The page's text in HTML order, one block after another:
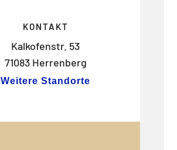
KONTAKT
Kalkofenstr. 53
71083 Herrenberg
Weitere Standorte